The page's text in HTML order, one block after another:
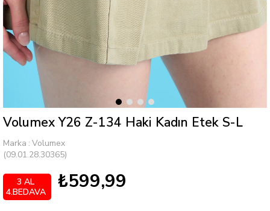
Volumex Y26 Z-134 Haki Kadın Etek S-L
Marka : Volumex
(09.01.28.30365)
₺599,99
3 AL
4.BEDAVA